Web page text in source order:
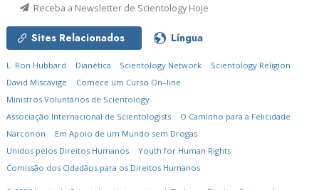
Receba a Newsletter de Scientology Hoje
Sites Relacionados Língua
L. Ron Hubbard Dianética Scientology Network
Scientology Religion
David Miscavige
Comece um Curso On–line
Ministros Voluntários de Scientology
Associação Internacional de Scientologists
O Caminho para a Felicidade
Narconon
Em Apoio de um Mundo sem Drogas
Unidos pelos Direitos Humanos
Youth for Human Rights
Comissão dos Cidadãos para os Direitos Humanos